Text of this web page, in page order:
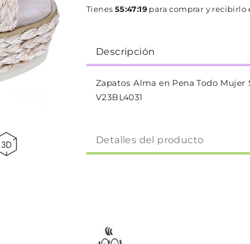
Tienes 55:47:18 para comprar y recibirlo
Descripción
Zapatos Alma en Pena Todo Mujer
V23BL4031
Detalles del producto